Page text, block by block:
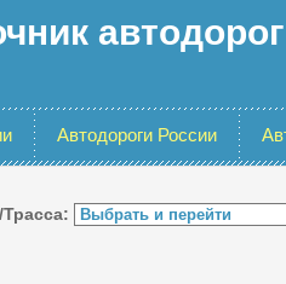
Автодороги России